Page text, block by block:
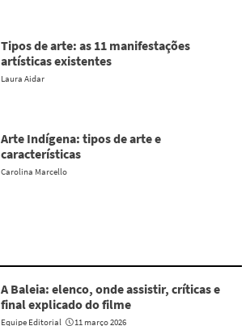
Tipos de arte: as 11 manifestações
artísticas existentes
Laura Aidar
Arte Indígena: tipos de arte e
características
Carolina Marcello
A Baleia: elenco, onde assistir, críticas e
final explicado do filme
Equipe Editorial 11 março 2026